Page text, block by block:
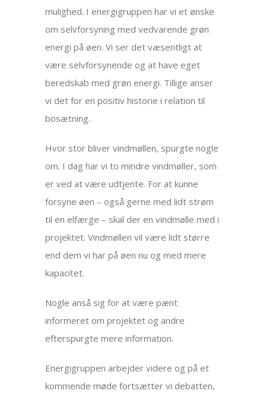
mulighed. I energigruppen har vi et ønske
om selvforsyning med vedvarende grøn
energi på øen. Vi ser det væsentligt at
være selvforsynende og at have eget
beredskab med grøn energi. Tillige anser
vi det for en positiv historie i relation til
bosætning.
Hvor stor bliver vindmøllen, spurgte nogle
om. I dag har vi to mindre vindmøller, som
er ved at være udtjente. For at kunne
forsyne øen – også gerne med lidt strøm
til en elfærge – skal der en vindmølle med i
projektet. Vindmøllen vil være lidt større
end dem vi har på øen nu og med mere
kapacitet.
Nogle anså sig for at være pænt
informeret om projektet og andre
efterspurgte mere information.
Energigruppen arbejder videre og på et
kommende møde fortsætter vi debatten,